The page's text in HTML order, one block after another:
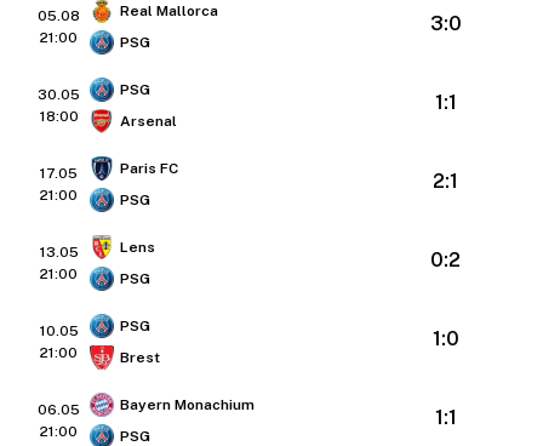
05.08
21:00
Real Mallorca
PSG
3:0
30.05
18:00
PSG
Arsenal
1:1
17.05
21:00
Paris FC
PSG
2:1
13.05
21:00
Lens
PSG
0:2
10.05
21:00
PSG
Brest
1:0
06.05
21:00
Bayern Monachium
PSG
1:1